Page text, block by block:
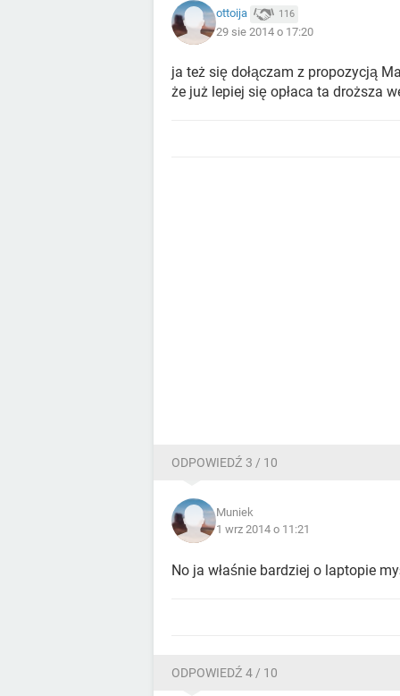
ottoija 116
29 sie 2014 o 17:20
ja też się dołączam z propozycją
że już lepiej się opłaca ta droższa
ODPOWIEDŹ 3 / 10
Muniek
1 wrz 2014 o 11:21
No ja właśnie bardziej o laptopie
ODPOWIEDŹ 4 / 10